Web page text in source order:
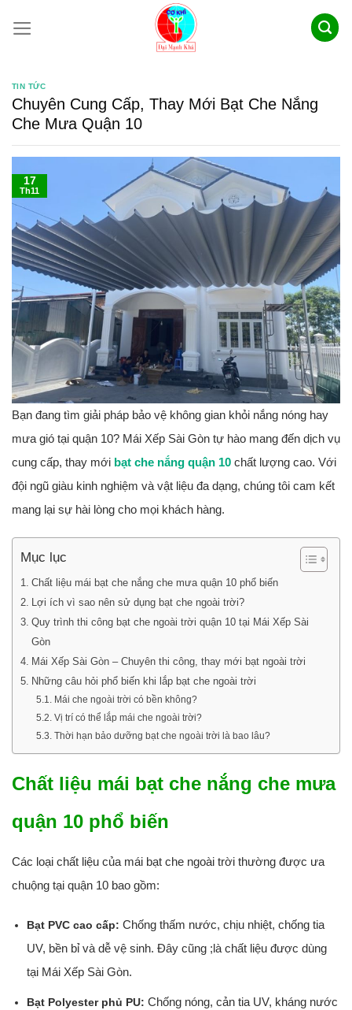
TIN TỨC
Chuyên Cung Cấp, Thay Mới Bạt Che Nắng
Che Mưa Quận 10
17
Th11
Bạn đang tìm giải pháp bảo vệ không gian khỏi nắng nóng hay
mưa gió tại quận 10? Mái Xếp Sài Gòn tự hào mang đến dịch vụ
cung cấp, thay mới bạt che nắng quận 10 chất lượng cao. Với
đội ngũ giàu kinh nghiệm và vật liệu đa dạng, chúng tôi cam kết
mang lại sự hài lòng cho mọi khách hàng.
Mục lục
Chất liệu mái bạt che nắng che mưa quận 10 phổ biến
Lợi ích vì sao nên sử dụng bạt che ngoài trời?
Quy trình thi công bạt che ngoài trời quận 10 tại Mái Xếp Sài
Gòn
Mái Xếp Sài Gòn – Chuyên thi công, thay mới bạt ngoài trời
Những câu hỏi phổ biến khi lắp bạt che ngoài trời
Mái che ngoài trời có bền không?
Vị trí có thể lắp mái che ngoài trời?
Thời hạn bảo dưỡng bạt che ngoài trời là bao lâu?
Chất liệu mái bạt che nắng che mưa
quận 10 phổ biến
Các loại chất liệu của mái bạt che ngoài trời thường được ưa
chuộng tại quận 10 bao gồm:
Bạt PVC cao cấp: Chống thấm nước, chịu nhiệt, chống tia
UV, bền bỉ và dễ vệ sinh. Đây cũng ;là chất liệu được dùng
tại Mái Xếp Sài Gòn.
Bạt Polyester phủ PU: Chống nóng, cản tia UV, kháng nước